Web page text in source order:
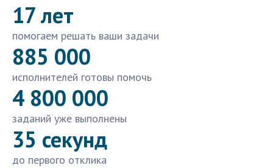
17 лет
помогаем решать ваши задачи
885 000
исполнителей готовы помочь
4 800 000
заданий уже выполнены
35 секунд
до первого отклика